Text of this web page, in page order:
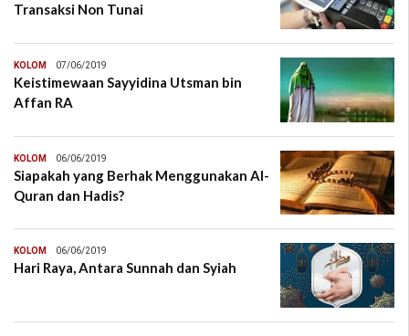
Transaksi Non Tunai
KOLOM 07/06/2019
Keistimewaan Sayyidina Utsman bin
Affan RA
KOLOM 06/06/2019
Siapakah yang Berhak Menggunakan Al-
Quran dan Hadis?
KOLOM 06/06/2019
Hari Raya, Antara Sunnah dan Syiah